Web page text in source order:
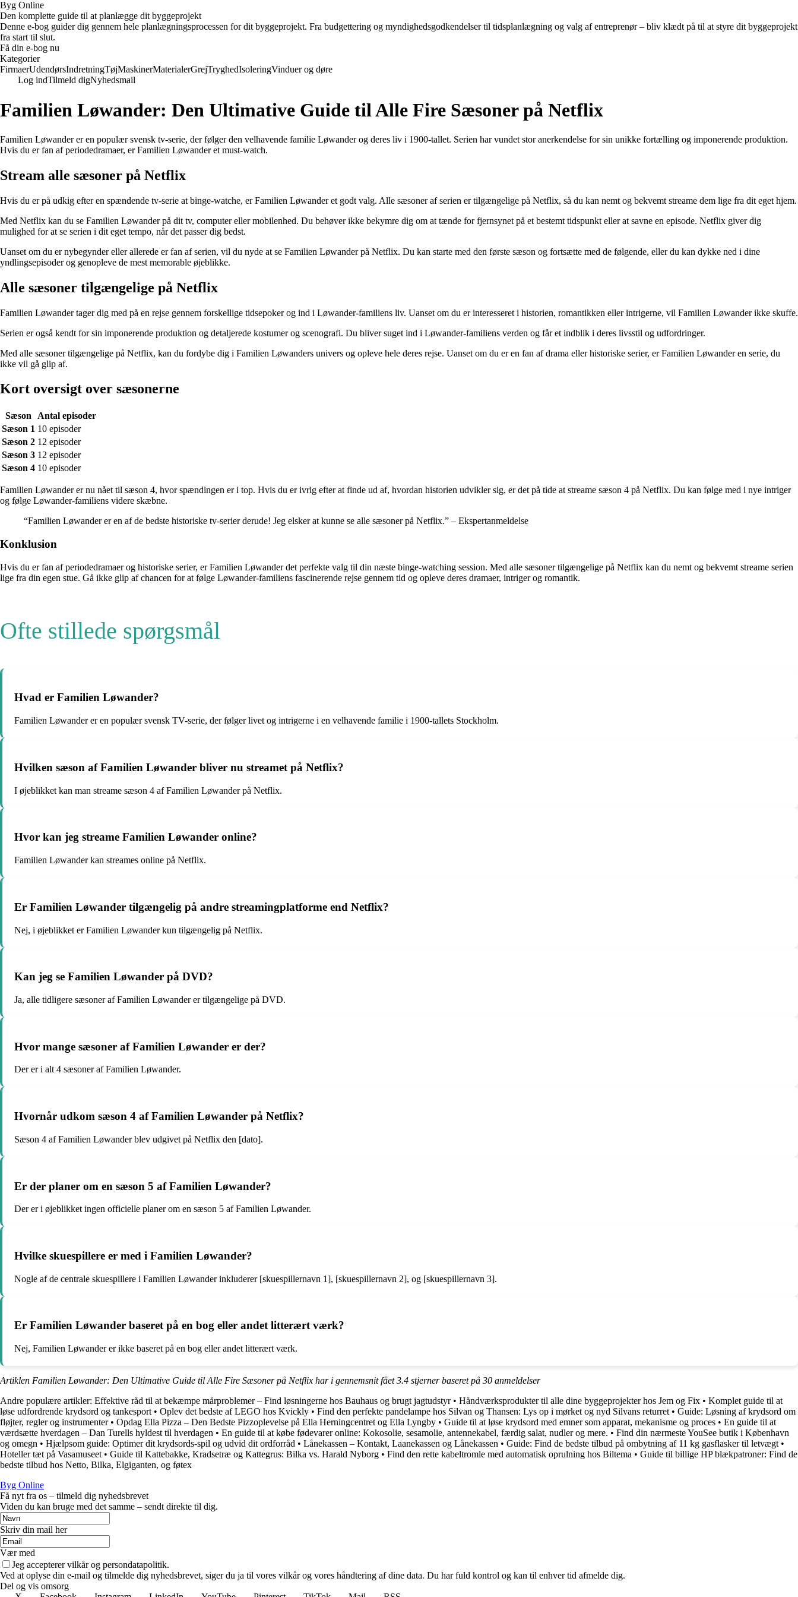
Byg Online
Den komplette guide til at planlægge dit byggeprojekt
Denne e-bog guider dig gennem hele planlægningsprocessen for dit byggeprojekt. Fra budgettering og myndighedsgodkendelser til tidsplanlægning og valg af entreprenør – bliv klædt på til at styre dit byggeprojekt
fra start til slut.
Få din e-bog nu
Kategorier
FirmaerUdendørsIndretningTøjMaskinerMaterialerGrejTryghedIsoleringVinduer og døre
Log indTilmeld digNyhedsmail
Familien Løwander: Den Ultimative Guide til Alle Fire Sæsoner på Netflix
Familien Løwander er en populær svensk tv-serie, der følger den velhavende familie Løwander og deres liv i 1900-tallet. Serien har vundet stor anerkendelse for sin unikke fortælling og imponerende produktion.
Hvis du er fan af periodedramaer, er Familien Løwander et must-watch.
Stream alle sæsoner på Netflix
Hvis du er på udkig efter en spændende tv-serie at binge-watche, er Familien Løwander et godt valg. Alle sæsoner af serien er tilgængelige på Netflix, så du kan nemt og bekvemt streame dem lige fra dit eget hjem.
Med Netflix kan du se Familien Løwander på dit tv, computer eller mobilenhed. Du behøver ikke bekymre dig om at tænde for fjernsynet på et bestemt tidspunkt eller at savne en episode. Netflix giver dig
mulighed for at se serien i dit eget tempo, når det passer dig bedst.
Uanset om du er nybegynder eller allerede er fan af serien, vil du nyde at se Familien Løwander på Netflix. Du kan starte med den første sæson og fortsætte med de følgende, eller du kan dykke ned i dine
yndlingsepisoder og genopleve de mest memorable øjeblikke.
Alle sæsoner tilgængelige på Netflix
Familien Løwander tager dig med på en rejse gennem forskellige tidsepoker og ind i Løwander-familiens liv. Uanset om du er interesseret i historien, romantikken eller intrigerne, vil Familien Løwander ikke skuffe.
Serien er også kendt for sin imponerende produktion og detaljerede kostumer og scenografi. Du bliver suget ind i Løwander-familiens verden og får et indblik i deres livsstil og udfordringer.
Med alle sæsoner tilgængelige på Netflix, kan du fordybe dig i Familien Løwanders univers og opleve hele deres rejse. Uanset om du er en fan af drama eller historiske serier, er Familien Løwander en serie, du
ikke vil gå glip af.
Kort oversigt over sæsonerne
Sæson
Antal episoder
Sæson 1 10 episoder
Sæson 2 12 episoder
Sæson 3 12 episoder
Sæson 4 10 episoder
Familien Løwander er nu nået til sæson 4, hvor spændingen er i top. Hvis du er ivrig efter at finde ud af, hvordan historien udvikler sig, er det på tide at streame sæson 4 på Netflix. Du kan følge med i nye intriger
og følge Løwander-familiens videre skæbne.
“Familien Løwander er en af ​​de bedste historiske tv-serier derude! Jeg elsker at kunne se alle sæsoner på Netflix.” – Ekspertanmeldelse
Konklusion
Hvis du er fan af periodedramaer og historiske serier, er Familien Løwander det perfekte valg til din næste binge-watching session. Med alle sæsoner tilgængelige på Netflix kan du nemt og bekvemt streame serien
lige fra din egen stue. Gå ikke glip af chancen for at følge Løwander-familiens fascinerende rejse gennem tid og opleve deres dramaer, intriger og romantik.
Ofte stillede spørgsmål
Hvad er Familien Løwander?
Familien Løwander er en populær svensk TV-serie, der følger livet og intrigerne i en velhavende familie i 1900-tallets Stockholm.
Hvilken sæson af Familien Løwander bliver nu streamet på Netflix?
I øjeblikket kan man streame sæson 4 af Familien Løwander på Netflix.
Hvor kan jeg streame Familien Løwander online?
Familien Løwander kan streames online på Netflix.
Er Familien Løwander tilgængelig på andre streamingplatforme end Netflix?
Nej, i øjeblikket er Familien Løwander kun tilgængelig på Netflix.
Kan jeg se Familien Løwander på DVD?
Ja, alle tidligere sæsoner af Familien Løwander er tilgængelige på DVD.
Hvor mange sæsoner af Familien Løwander er der?
Der er i alt 4 sæsoner af Familien Løwander.
Hvornår udkom sæson 4 af Familien Løwander på Netflix?
Sæson 4 af Familien Løwander blev udgivet på Netflix den [dato].
Er der planer om en sæson 5 af Familien Løwander?
Der er i øjeblikket ingen officielle planer om en sæson 5 af Familien Løwander.
Hvilke skuespillere er med i Familien Løwander?
Nogle af de centrale skuespillere i Familien Løwander inkluderer [skuespillernavn 1], [skuespillernavn 2], og [skuespillernavn 3].
Er Familien Løwander baseret på en bog eller andet litterært værk?
Nej, Familien Løwander er ikke baseret på en bog eller andet litterært værk.
Artiklen Familien Løwander: Den Ultimative Guide til Alle Fire Sæsoner på Netflix har i gennemsnit fået3.4 stjerner baseret på 30 anmeldelser
Andre populære artikler: Effektive råd til at bekæmpe mårproblemer – Find løsningerne hos Bauhaus og brugt jagtudstyr• Håndværksprodukter til alle dine byggeprojekter hos Jem og Fix • Komplet guide til at
løse udfordrende krydsord og tankesport • Oplev det bedste af LEGO hos Kvickly • Find den perfekte pandelampe hos Silvan og Thansen: Lys op i mørket og nyd Silvans returret • Guide: Løsning af krydsord om
fløjter, regler og instrumenter• Opdag Ella Pizza – Den Bedste Pizzoplevelse på Ella Herningcentret og Ella Lyngby • Guide til at løse krydsord med emner som apparat, mekanisme og proces • En guide til at
værdsætte hverdagen – Dan Turells hyldest til hverdagen • En guide til at købe fødevarer online: Kokosolie, sesamolie, antennekabel, færdig salat, nudler og mere. • Find din nærmeste YouSee butik i København
og omegn • Hjælpsom guide: Optimer dit krydsords-spil og udvid dit ordforråd • Lånekassen – Kontakt, Laanekassen og Lånekassen • Guide: Find de bedste tilbud på ombytning af 11 kg gasflasker til letvægt •
Hoteller tæt på Vasamuseet • Guide til Kattebakke, Kradsetræ og Kattegrus: Bilka vs. Harald Nyborg • Find den rette kabeltromle med automatisk oprulning hos Biltema • Guide til billige HP blækpatroner: Find de
bedste tilbud hos Netto, Bilka, Elgiganten, og føtex
Byg Online
Få nyt fra os – tilmeld dig nyhedsbrevet
Viden du kan bruge med det samme – sendt direkte til dig.
Skriv din mail her
Vær med
Jeg accepterer vilkår og persondatapolitik.
Ved at oplyse din e-mail og tilmelde dig nyhedsbrevet, siger du ja til vores vilkår og vores håndtering af dine data. Du har fuld kontrol og kan til enhver tid afmelde dig.
Del og vis omsorg